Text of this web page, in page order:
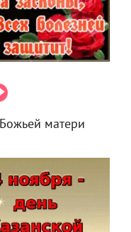
матери